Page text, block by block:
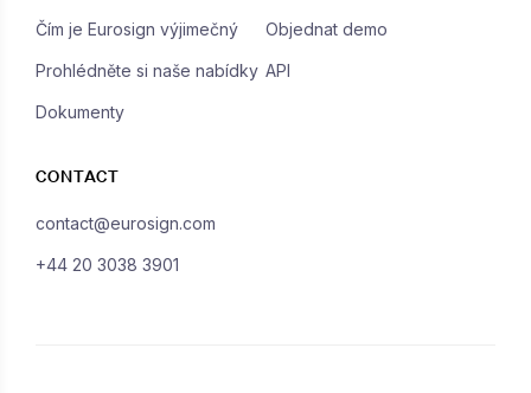
Čím je Eurosign výjimečný
Prohlédněte si naše nabídky
Dokumenty
Objednat demo
API
CONTACT
contact@eurosign.com
+44 20 3038 3901